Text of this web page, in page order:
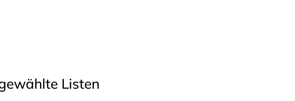
Listen